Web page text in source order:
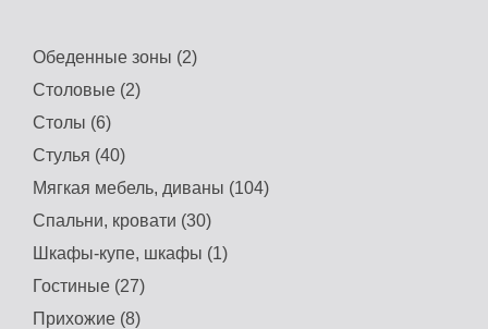
Обеденные зоны (2)
Столовые (2)
Столы (6)
Стулья (40)
Мягкая мебель, диваны (104)
Спальни, кровати (30)
Шкафы-купе, шкафы (1)
Гостиные (27)
Прихожие (8)